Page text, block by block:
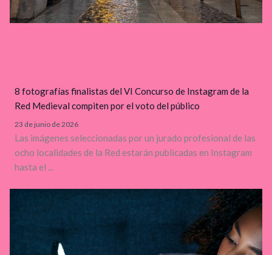
8 fotografías finalistas del VI Concurso de Instagram de la
Red Medieval compiten por el voto del público
23 de junio de 2026
Las imágenes seleccionadas por un jurado profesional de las
ocho localidades de la Red estarán publicadas en Instagram
hasta el ...